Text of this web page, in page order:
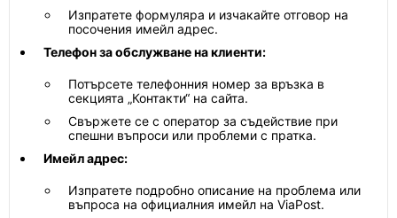
Изпратете формуляра и изчакайте отговор на
посочения имейл адрес.
Телефон за обслужване на клиенти:
Потърсете телефонния номер за връзка в
секцията „Контакти“ на сайта.
Свържете се с оператор за съдействие при
спешни въпроси или проблеми с пратка.
Имейл адрес:
Изпратете подробно описание на проблема или
въпроса на официалния имейл на ViaPost.